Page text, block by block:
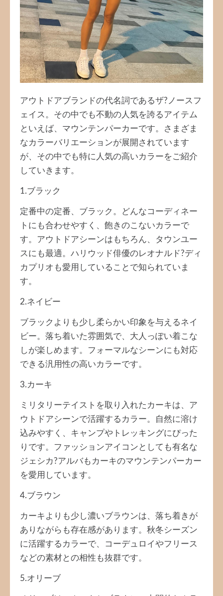
アウトドアブランドの代名詞であるザ?ノースフ
ェイス。その中でも不動の人気を誇るアイテム
といえば、マウンテンパーカーです。さまざま
なカラーバリエーションが展開されています
が、その中でも特に人気の高いカラーをご紹介
していきます。
1.ブラック
定番中の定番、ブラック。どんなコーディネー
トにも合わせやすく、飽きのこないカラーで
す。アウトドアシーンはもちろん、タウンユー
スにも最適。ハリウッド俳優のレオナルド?ディ
カプリオも愛用していることで知られていま
す。
2.ネイビー
ブラックよりも少し柔らかい印象を与えるネイ
ビー。落ち着いた雰囲気で、大人っぽい着こな
しが楽しめます。フォーマルなシーンにも対応
できる汎用性の高いカラーです。
3.カーキ
ミリタリーテイストを取り入れたカーキは、ア
ウトドアシーンで活躍するカラー。自然に溶け
込みやすく、キャンプやトレッキングにぴった
りです。ファッションアイコンとしても有名な
ジェシカ?アルバもカーキのマウンテンパーカー
を愛用しています。
4.ブラウン
カーキよりも少し濃いブラウンは、落ち着きが
ありながらも存在感があります。秋冬シーズン
に活躍するカラーで、コーデュロイやフリース
などの素材との相性も抜群です。
5.オリーブ